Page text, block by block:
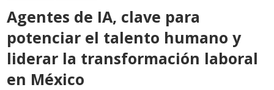
Agentes de IA, clave para
potenciar el talento humano y
liderar la transformación laboral
en México